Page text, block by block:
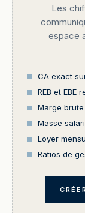
Les
espace
CA exact
REB et EBE
Marge
Masse
Loyer
Ratios de